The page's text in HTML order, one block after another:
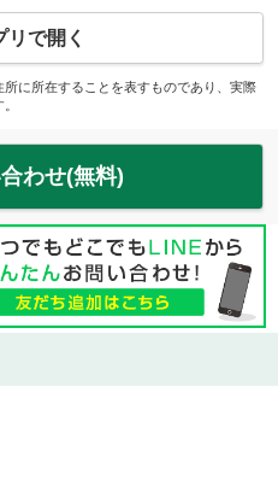
リで開く
に所在することを表すものであり、実際
わせ(無料)